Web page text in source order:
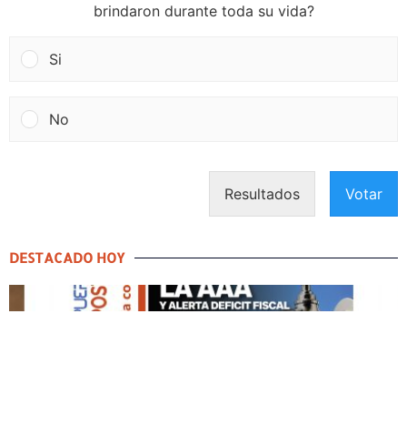
brindaron durante toda su vida?
Si
No
Resultados Votar
DESTACADO HOY